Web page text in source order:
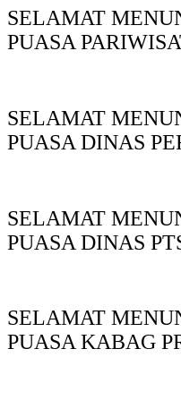
SELAMAT
PUASA
SELAMAT
PUASA DINAS
SELAMAT
PUASA DINAS
SELAMAT
PUASA KABAG